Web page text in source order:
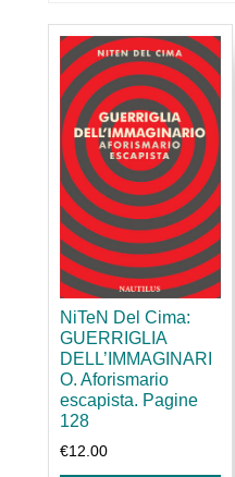
alla
Bottega
dell’arte
del
vino,
via
G.Fara
25
alle
ore
18,30,
presentazione
di
“SE
RINASCO
NiTeN Del Cima:
GUERRIGLIA
DELL’IMMAGINARI
O. Aforismario
escapista. Pagine
128
€12.00